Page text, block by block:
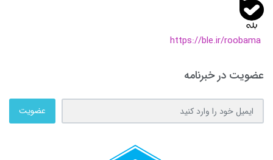
https://ble.ir/roobama
عضویت در خبرنامه
عضویت